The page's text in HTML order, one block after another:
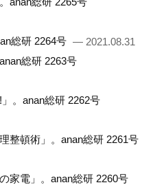
総研 2264号 — 2021.08.31
総研 2263号
。anan総研 2262号
整頓術」。anan総研 2261号
家電」。anan総研 2260号